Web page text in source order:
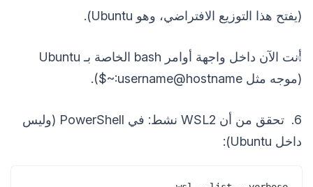
(يفتح هذا التوزيع الافتراضي، وهو Ubuntu).
أنت الآن داخل واجهة أوامر bash الخاصة بـ Ubuntu
(موجه مثل username@hostname:~$).
6. تحقق من أن WSL2 نشط: في PowerShell (وليس
داخل Ubuntu):